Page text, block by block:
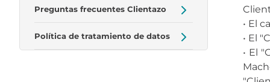
Preguntas frecuentes Clientazo
Política de tratamiento de datos
• El
• El
• El